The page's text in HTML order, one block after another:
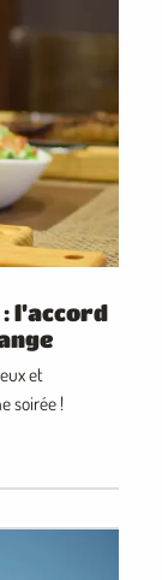
l’accord
et
soirée !